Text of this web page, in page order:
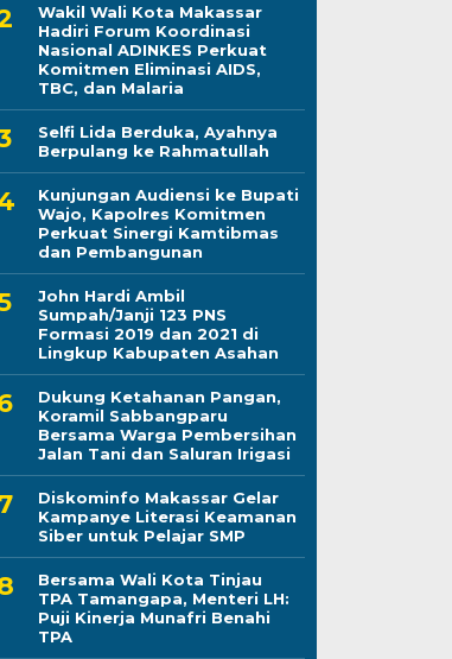
Dukung Ketahanan
Sabbangparu
Pembersihan Jalan
Irigasi
Kamis, 6 Agu 2026 - 13:41 WIB
LINTASCELEBES.COM WAJO — Personel
Serma Zulkifli menggelar kegiatan Karya Bhakti
Wakil Wali Kota Makassar
Hadiri Forum Koordinasi
Nasional ADINKES Perkuat
Komitmen Eliminasi AIDS,
TBC, dan Malaria
Selfi Lida Berduka, Ayahnya
Berpulang ke Rahmatullah
Kunjungan Audiensi ke Bupati
Wajo, Kapolres Komitmen
Perkuat Sinergi Kamtibmas
dan Pembangunan
John Hardi Ambil
Sumpah/Janji 123 PNS
Formasi 2019 dan 2021 di
Lingkup Kabupaten Asahan
Dukung Ketahanan Pangan,
Koramil Sabbangparu
Bersama Warga Pembersihan
Jalan Tani dan Saluran Irigasi
Diskominfo Makassar Gelar
Kampanye Literasi Keamanan
Siber untuk Pelajar SMP
Bersama Wali Kota Tinjau
TPA Tamangapa, Menteri LH:
Puji Kinerja Munafri Benahi
TPA